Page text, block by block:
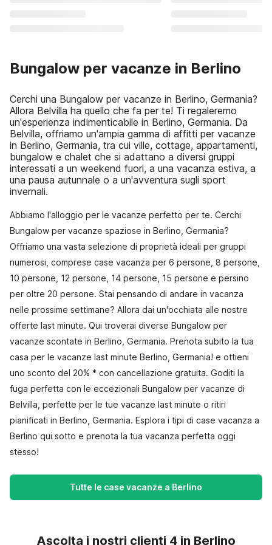
Bungalow per vacanze in Berlino
Cerchi una Bungalow per vacanze in Berlino, Germania?
Allora Belvilla ha quello che fa per te! Ti regaleremo
un'esperienza indimenticabile in Berlino, Germania. Da
Belvilla, offriamo un'ampia gamma di affitti per vacanze
in Berlino, Germania, tra cui ville, cottage, appartamenti,
bungalow e chalet che si adattano a diversi gruppi
interessati a un weekend fuori, a una vacanza estiva, a
una pausa autunnale o a un'avventura sugli sport
invernali.
Abbiamo l'alloggio per le vacanze perfetto per te. Cerchi
Bungalow per vacanze spaziose in Berlino, Germania?
Offriamo una vasta selezione di proprietà ideali per gruppi
numerosi, comprese case vacanza per 6 persone, 8 persone,
10 persone, 12 persone, 14 persone, 15 persone e persino
per oltre 20 persone. Stai pensando di andare in vacanza
nelle prossime settimane? Allora dai un'occhiata alle nostre
offerte last minute. Qui troverai diverse Bungalow per
vacanze scontate in Berlino, Germania. Prenota subito la tua
casa per le vacanze last minute Berlino, Germania! e ottieni
uno sconto del 20% * con cancellazione gratuita. Goditi la
fuga perfetta con le eccezionali Bungalow per vacanze di
Belvilla, perfette per le tue vacanze last minute o ritiri
pianificati in Berlino, Germania. Esplora i tipi di case vacanza a
Berlino qui sotto e prenota la tua vacanza perfetta oggi
stesso!
Tutte le case vacanze a Berlino
Ascolta i nostri clienti 4 in Berlino